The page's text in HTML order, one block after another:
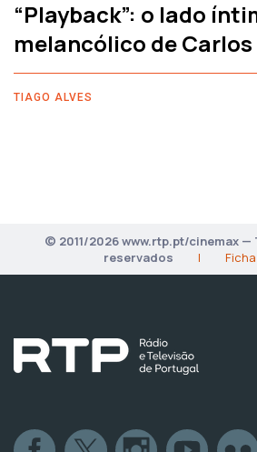
“Playback”: o lado
melancólico de Carlos
TIAGO ALVES
© 2011/2026 www.rtp.pt/cinemax
reservados
|